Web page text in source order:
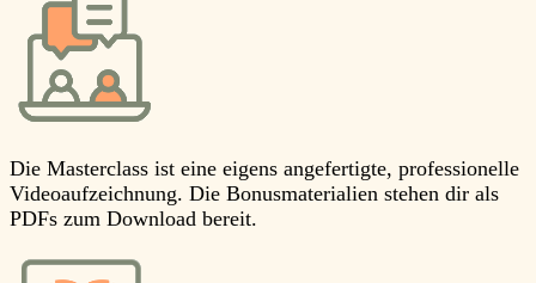
Die Masterclass ist eine eigens angefertigte, professionelle
Videoaufzeichnung. Die Bonusmaterialien stehen dir als
PDFs zum Download bereit.